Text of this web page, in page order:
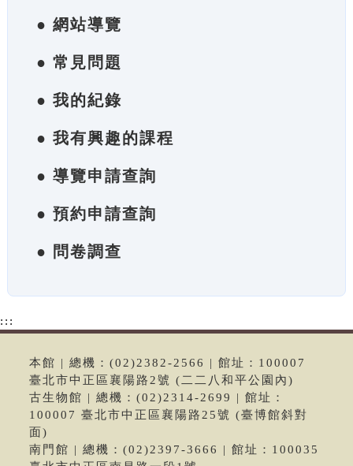
● 網站導覽
● 常見問題
● 我的紀錄
● 我有興趣的課程
● 導覽申請查詢
● 預約申請查詢
● 問卷調查
:::
本館 | 總機：(02)2382-2566 | 館址：100007
臺北市中正區襄陽路2號 (二二八和平公園內)
古生物館 | 總機：(02)2314-2699 | 館址：
100007 臺北市中正區襄陽路25號 (臺博館斜對
面)
南門館 | 總機：(02)2397-3666 | 館址：100035